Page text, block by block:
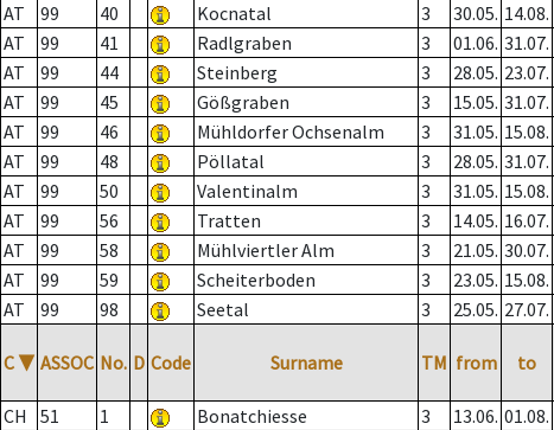
AT
99 40 Kocnatal 3 30.05. 14.08.
AT
99 41 Radlgraben 3 01.06. 31.07.
AT
99 44 Steinberg 3 28.05. 23.07.
AT
99 45 Gößgraben 3 15.05. 31.07.
AT
99 46 Mühldorfer Ochsenalm 3 31.05. 15.08.
AT
99 48 Pöllatal 3 28.05. 31.07.
AT
99 50 Valentinalm 3 31.05. 15.08.
AT
99 56 Tratten 3 14.05. 16.07.
AT
99 58 Mühlviertler Alm 3 21.05. 30.07.
AT
99 59 Scheiterboden 3 23.05. 15.08.
AT
99 98 Seetal 3 25.05. 27.07.
C ▼ ASSOC No. D Code Surname TM from to
CH
51 1 Bonatchiesse 3 13.06. 01.08.